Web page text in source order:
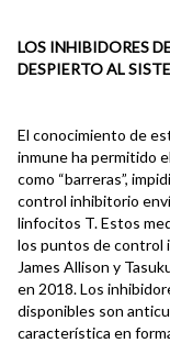
LOS INHIBIDORES
DESPIERTO AL
El conocimiento de
inmune ha permitido
como “barreras”,
control inhibitorio
linfocitos T. Estos
los puntos de control
James Allison y
en 2018. Los
disponibles son
característica en